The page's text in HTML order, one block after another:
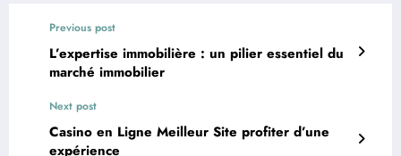
Previous post
L’expertise immobilière : un pilier essentiel du
marché immobilier
Next post
Casino en Ligne Meilleur Site profiter d’une
expérience